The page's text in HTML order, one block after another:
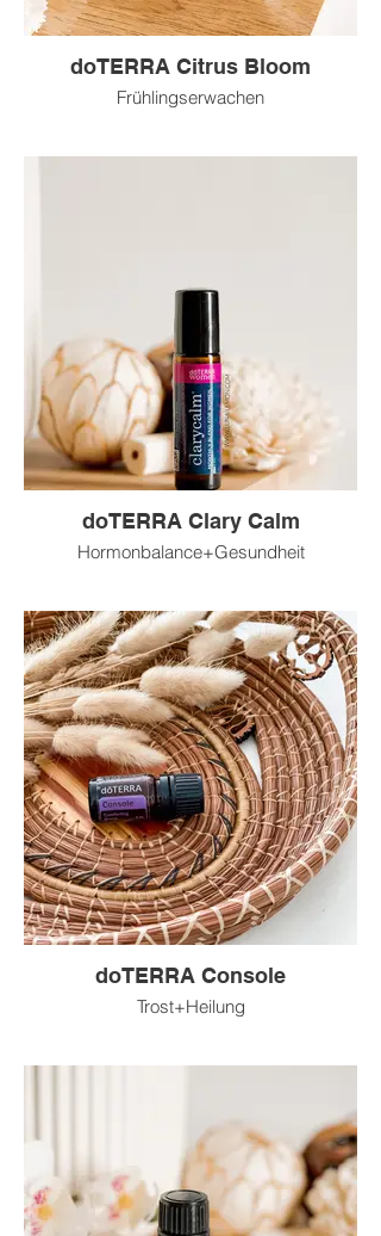
doTERRA Citrus Bloom
Frühlingserwachen
doTERRA Clary Calm
Hormonbalance+Gesundheit
doTERRA Console
Trost+Heilung